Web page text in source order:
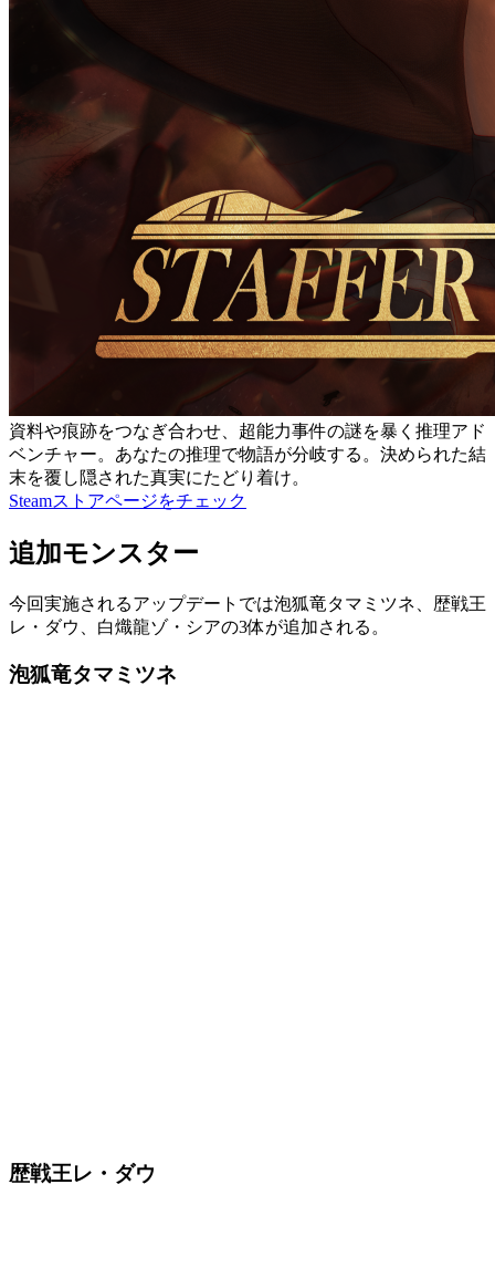
資料や痕跡をつなぎ合わせ、超能力事件の謎を暴く推理アド
ベンチャー。あなたの推理で物語が分岐する。決められた結
末を覆し隠された真実にたどり着け。
Steamストアページをチェック
追加モンスター
今回実施されるアップデートでは泡狐竜タマミツネ
歴戦王
レ・ダウ
白熾龍ゾ・シアの3体が追加される。
泡狐竜タマミツネ
歴戦王レ・ダウ